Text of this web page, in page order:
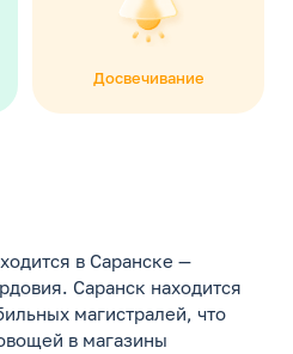
Досвечивание
в Саранске —
Саранск находится
магистралей, что
в магазины